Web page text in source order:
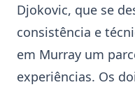
Djokovic, que se
consistência e
em Murray um
experiências. Os